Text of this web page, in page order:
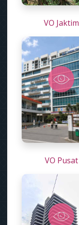
VO Jaktim
VO Pusat